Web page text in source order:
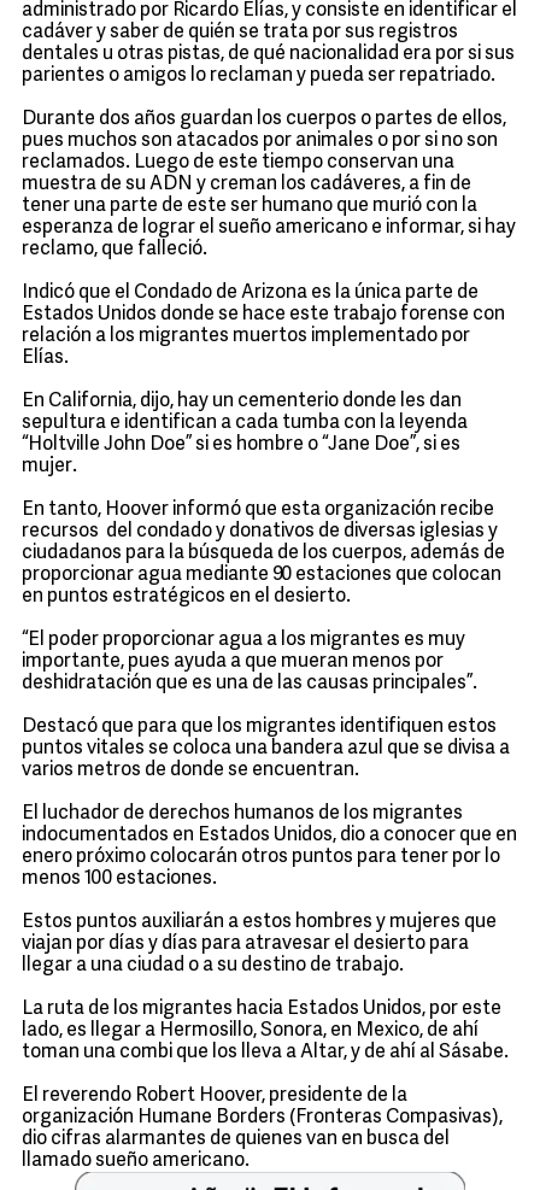
administrado por Ricardo Elías, y consiste en identificar el
cadáver y saber de quién se trata por sus registros
dentales u otras pistas, de qué nacionalidad era por si sus
parientes o amigos lo reclaman y pueda ser repatriado.
Durante dos años guardan los cuerpos o partes de ellos,
pues muchos son atacados por animales o por si no son
reclamados. Luego de este tiempo conservan una
muestra de su ADN y creman los cadáveres, a fin de
tener una parte de este ser humano que murió con la
esperanza de lograr el sueño americano e informar, si hay
reclamo, que falleció.
Indicó que el Condado de Arizona es la única parte de
Estados Unidos donde se hace este trabajo forense con
relación a los migrantes muertos implementado por
Elías.
En California, dijo, hay un cementerio donde les dan
sepultura e identifican a cada tumba con la leyenda
“Holtville John Doe” si es hombre o “Jane Doe”, si es
mujer.
En tanto, Hoover informó que esta organización recibe
recursos del condado y donativos de diversas iglesias y
ciudadanos para la búsqueda de los cuerpos, además de
proporcionar agua mediante 90 estaciones que colocan
en puntos estratégicos en el desierto.
“El poder proporcionar agua a los migrantes es muy
importante, pues ayuda a que mueran menos por
deshidratación que es una de las causas principales”.
Destacó que para que los migrantes identifiquen estos
puntos vitales se coloca una bandera azul que se divisa a
varios metros de donde se encuentran.
El luchador de derechos humanos de los migrantes
indocumentados en Estados Unidos, dio a conocer que en
enero próximo colocarán otros puntos para tener por lo
menos 100 estaciones.
Estos puntos auxiliarán a estos hombres y mujeres que
viajan por días y días para atravesar el desierto para
llegar a una ciudad o a su destino de trabajo.
La ruta de los migrantes hacia Estados Unidos, por este
lado, es llegar a Hermosillo, Sonora, en Mexico, de ahí
toman una combi que los lleva a Altar, y de ahí al Sásabe.
El reverendo Robert Hoover, presidente de la
organización Humane Borders (Fronteras Compasivas),
dio cifras alarmantes de quienes van en busca del
llamado sueño americano.